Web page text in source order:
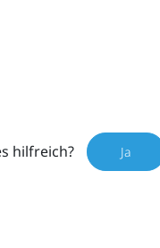
hilfreich? Ja